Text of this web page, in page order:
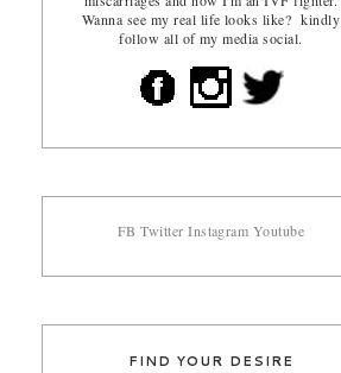
Wanna see my real life looks like? kindly
follow all of my media social.
FB Twitter Instagram Youtube
FIND YOUR DESIRE